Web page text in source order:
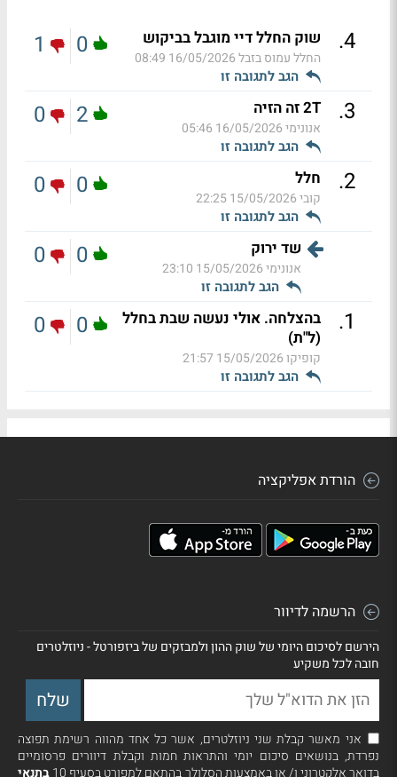
4
. שוק החלל דיי מוגבל בביקוש
החלל עמוס בזבל16/05/2026 08:49
הגב לתגובה זו
0
1
3
. 2T זה הזיה
אנונימי16/05/2026 05:46
הגב לתגובה זו
2
0
2
. חלל
קובי15/05/2026 22:25
הגב לתגובה זו
0
0
שד ירוק
אנונימי15/05/2026 23:10
הגב לתגובה זו
0
0
1
.
בהצלחה. אולי נעשה שבת בחלל
(ל"ת)
קופיקו15/05/2026 21:57
הגב לתגובה זו
0
0
הורדת אפליקציה
הרשמה לדיוור
הירשם לסיכום היומי של שוק ההון ולמבזקים של ביזפורטל - ניוזלטרים
חובה לכל משקיע
אני מאשר קבלת שני ניוזלטרים, אשר כל אחד מהווה רשימת תפוצה
נפרדת, בנושאים סיכום יומי והתראות חמות וקבלת דיוורים פרסומיים
בדואר אלקטרוני ו/ או באמצעות הסלולר בהתאם למפורט בסעיף 10
בתנאי